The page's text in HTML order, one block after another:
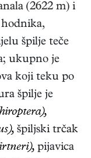
(2622 m) i
špilje teče
ukupno je
koji teku po
špilje je
špiljski trčak
pijavica